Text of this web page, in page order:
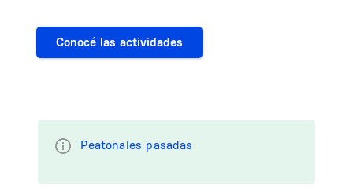
Conocé las actividades
Peatonales pasadas